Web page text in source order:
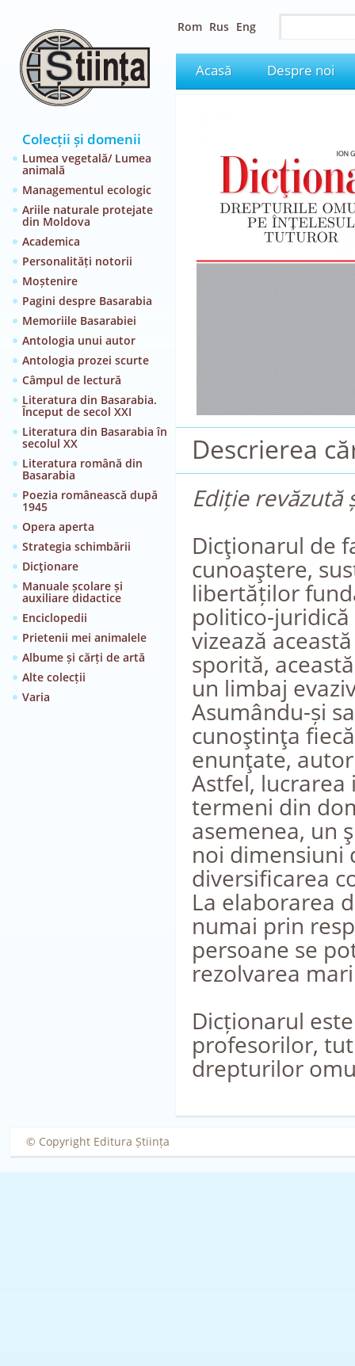
Colecții și domenii
Lumea vegetală/ Lumea
animală
Managementul ecologic
Ariile naturale protejate
din Moldova
Academica
Personalități notorii
Moștenire
Pagini despre Basarabia
Memoriile Basarabiei
Antologia unui autor
Antologia prozei scurte
Câmpul de lectură
Literatura din Basarabia.
Început de secol XXI
Literatura din Basarabia în
secolul XX
Literatura română din
Basarabia
Poezia românească după
1945
Opera aperta
Strategia schimbării
Dicţionare
Manuale școlare și
auxiliare didactice
Enciclopedii
Prietenii mei animalele
Albume și cărți de artă
Alte colecții
Varia
Rom Rus Eng
Acasă Despre noi
Descrierea
Ediție revăzută
Dicţionarul de
cunoaştere,
libertăților
politico-
vizează
sporită,
un limbaj
Asumându-și
cunoştinţa
enunţate,
Astfel,
termeni din
asemenea, un
noi dimensiuni
diversificarea
La elaborarea
numai prin
persoane se
rezolvarea
Dicționarul
profesorilor,
drepturilor
© Copyright Editura Știința